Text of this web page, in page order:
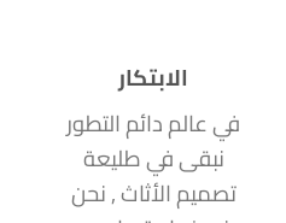
الابتكار
في عالم دائم التطور
نبقى في طليعة
تصميم الأثاث , نحن